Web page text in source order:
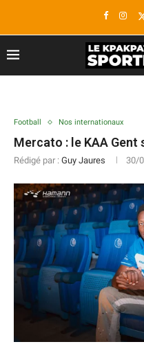
Football Nos internationaux
Mercato : le KAA Gent
Rédigé par : Guy Jaures 30/